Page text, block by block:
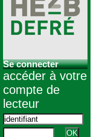
Se connecter
accéder à votre
compte de
lecteur